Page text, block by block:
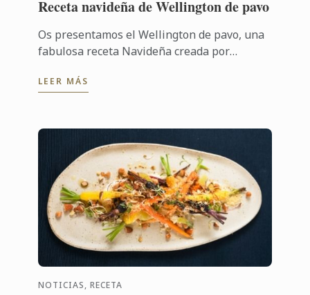
Receta navideña de Wellington de pavo
Os presentamos el Wellington de pavo, una
fabulosa receta Navideña creada por
Cordon Bleu por el Chef Karl O´Dell. ...
LEER MÁS
NOTICIAS, RECETA